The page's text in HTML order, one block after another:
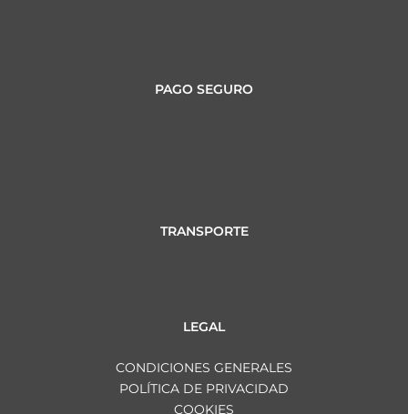
PAGO SEGURO
TRANSPORTE
LEGAL
CONDICIONES GENERALES
POLÍTICA DE PRIVACIDAD
COOKIES